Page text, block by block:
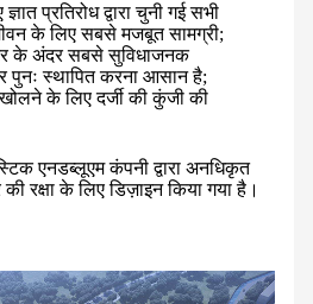
प्रतिरोध द्वारा चुनी गई सभी
के लिए सबसे मजबूत सामग्री;
के अंदर सबसे सुविधाजनक
पुनः स्थापित करना आसान है;
के लिए दर्जी की कुंजी की
एनडब्लूएम कंपनी द्वारा अनधिकृत
रक्षा के लिए डिज़ाइन किया गया है।